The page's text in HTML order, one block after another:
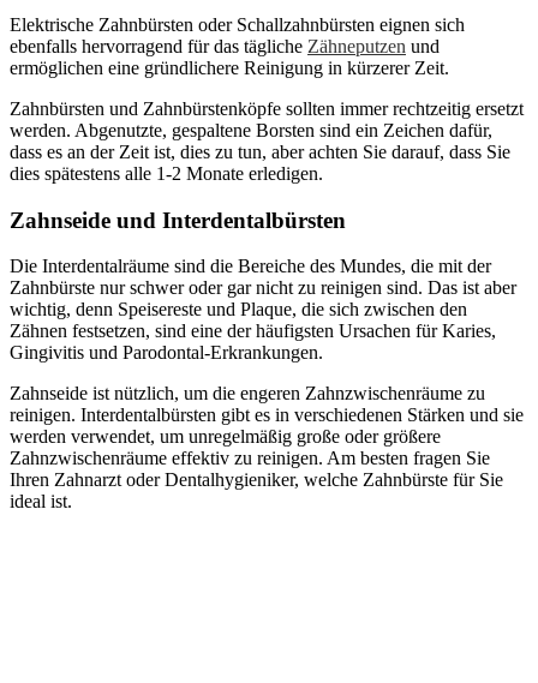
Elektrische Zahnbürsten oder Schallzahnbürsten eignen sich
ebenfalls hervorragend für das tägliche Zähneputzen und
ermöglichen eine gründlichere Reinigung in kürzerer Zeit.
Zahnbürsten und Zahnbürstenköpfe sollten immer rechtzeitig ersetzt
werden. Abgenutzte, gespaltene Borsten sind ein Zeichen dafür,
dass es an der Zeit ist, dies zu tun, aber achten Sie darauf, dass Sie
dies spätestens alle 1-2 Monate erledigen.
Zahnseide und Interdentalbürsten
Die Interdentalräume sind die Bereiche des Mundes, die mit der
Zahnbürste nur schwer oder gar nicht zu reinigen sind. Das ist aber
wichtig, denn Speisereste und Plaque, die sich zwischen den
Zähnen festsetzen, sind eine der häufigsten Ursachen für Karies,
Gingivitis und Parodontal-Erkrankungen.
Zahnseide ist nützlich, um die engeren Zahnzwischenräume zu
reinigen. Interdentalbürsten gibt es in verschiedenen Stärken und sie
werden verwendet, um unregelmäßig große oder größere
Zahnzwischenräume effektiv zu reinigen. Am besten fragen Sie
Ihren Zahnarzt oder Dentalhygieniker, welche Zahnbürste für Sie
ideal ist.